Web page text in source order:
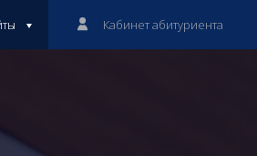
Кабинет абитуриента